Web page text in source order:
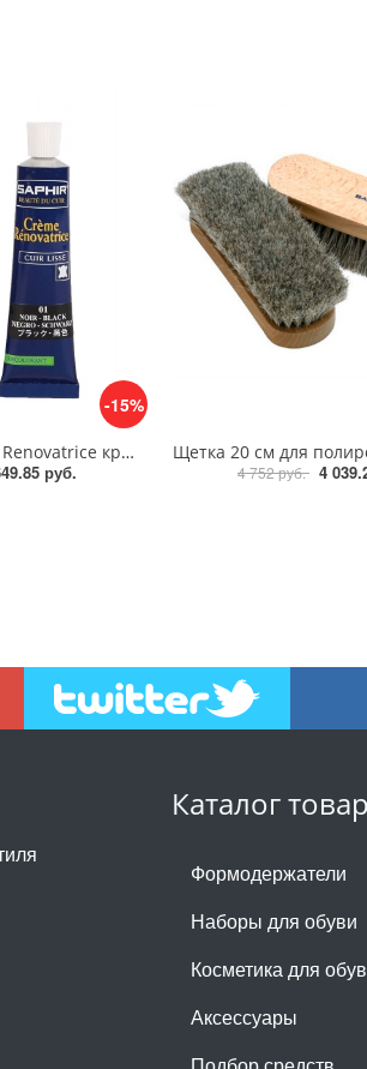
-15%
Жидкая кожа Saphir Renovatrice крем восстановитель, 25 мл
руб. 4 752 руб. 4
Каталог
Формодержатели
Наборы для обуви
Косметика для
Аксессуары